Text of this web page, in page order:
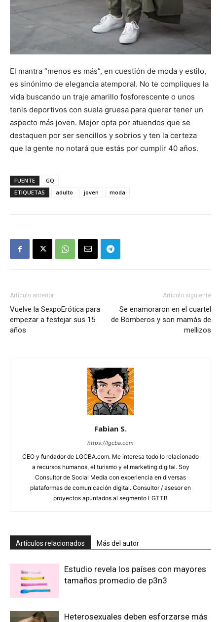
El mantra “menos es más”, en cuestión de moda y estilo,
es sinónimo de elegancia atemporal. No te compliques la
vida buscando un traje amarillo fosforescente o unos
tenis deportivos con suela gruesa para querer tener un
aspecto más joven. Mejor opta por atuendos que se
destaquen por ser sencillos y sobrios y ten la certeza
que la gente no notará que estás por cumplir 40 años.
FUENTE
GQ
ETIQUETAS
adulto joven moda
Artículo anterior
Vuelve la SexpoErótica para
empezar a festejar sus 15
años
Artículo siguiente
Se enamoraron en el cuartel
de Bomberos y son mamás de
mellizos
Fabian S.
https://lgcba.com
CEO y fundador de LGCBA.com. Me interesa todo lo relacionado
a recursos humanos, el turismo y el marketing digital. Soy
Consultor de Social Media con experiencia en diversas
plataformas de comunicación digital. Consultor / asesor en
proyectos apuntados al segmento LGTTB
Artículos relacionados Más del autor
Estudio revela los países con mayores
tamaños promedio de p3n3
Heterosexuales deben esforzarse más